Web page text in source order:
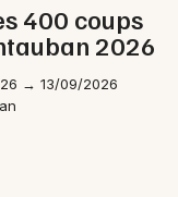
400 coups
2026
→ 13/09/2026